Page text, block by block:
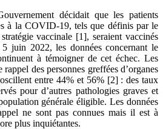
décidait que les patients
à la COVID-19, tels que définis par le
vaccinale [1], seraient vaccinés
juin 2022, les données concernant le
à témoigner de cet échec. Les
des personnes greffées d’organes
entre 44% et 56% [2] : des taux
pour d’autres pathologies graves et
générale éligible. Les données
ne sont pas connues mais il est à
plus inquiétantes.